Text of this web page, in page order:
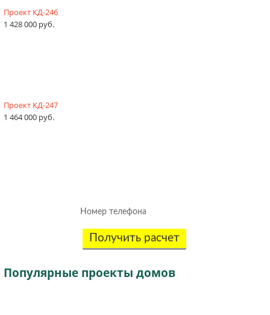
Проект КД-246
1 428 000 руб.
Проект КД-247
1 464 000 руб.
Получить расчет
Популярные проекты домов